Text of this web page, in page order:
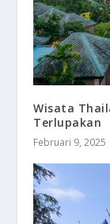
Wisata
Terlupakan
Februari 9, 2025